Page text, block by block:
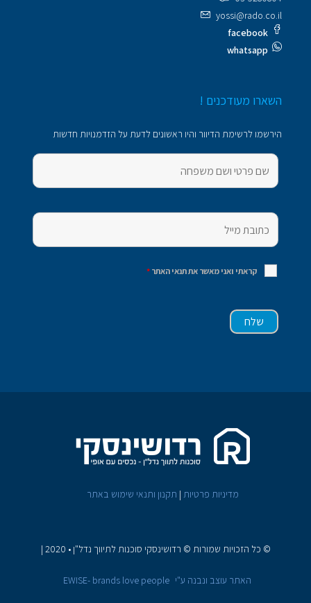
yossi@rado.co.il
facebook
whatsapp
השארו מעודכנים !
הירשמו לרשימת הדיוור והיו ראשונים לדעת על הזדמנויות חדשות
קראתי ואני מאשר את תנאי האתר *
מדיניות פרטיות | תקנון ותנאי שימוש באתר
© כל הזכויות שמורות © רדושינסקי סוכנות לתיווך נדל"ן • 2020 |
האתר עוצב ונבנה ע"י EWISE- brands love people